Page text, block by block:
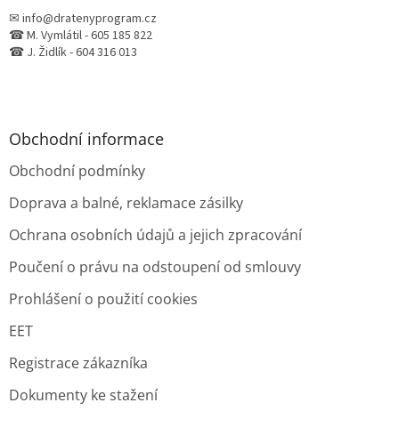
✉ info@dratenyprogram.cz
☎ M. Vymlátil - 605 185 822
☎ J. Židlík - 604 316 013
Obchodní informace
Obchodní podmínky
Doprava a balné, reklamace zásilky
Ochrana osobních údajů a jejich zpracování
Poučení o právu na odstoupení od smlouvy
Prohlášení o použití cookies
EET
Registrace zákazníka
Dokumenty ke stažení